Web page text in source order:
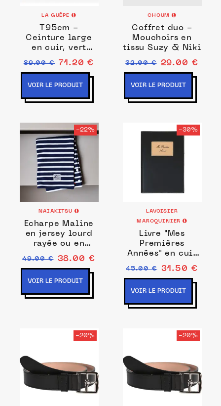
LA GUÊPE
T95cm -
Ceinture large
en cuir, vert
menthe à l'eau,
boucle arrondie
89.00 € 71.20 €
VOIR LE PRODUIT
CHOUM
Coffret duo -
Mouchoirs en
tissu Suzy & Niki
32.00 € 29.00 €
VOIR LE PRODUIT
-22%
NAIAKITSU
Echarpe Maline
en jersey lourd
rayée ou en
Jersey léger Uni
49.00 € 38.00 €
VOIR LE PRODUIT
-30%
LAVOISIER
MAROQUINIER
Livre "Mes
Premières
Années" en cuir
noir ou rouge
45.00 € 31.50 €
VOIR LE PRODUIT
-20% -20%